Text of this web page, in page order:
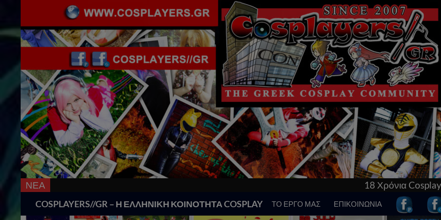
ΝΕΑ 18 Χρόνια Cosplay στην Ελλάδα! Γνώρισε τα
COSPLAYERS//GR – Η ΕΛΛΗΝΙΚΗ ΚΟΙΝΟΤΗΤΑ COSPLAY ΤΟ ΕΡΓΟ ΜΑΣ ΕΠΙΚΟΙΝΩΝΙΑ